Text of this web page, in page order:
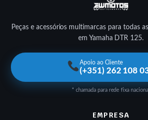
Peças e acessórios multimarcas para todas
em Yamaha DTR 125.
Apoio ao Cliente
(+351) 262 108
* chamada para rede fixa nacional
EMPRESA